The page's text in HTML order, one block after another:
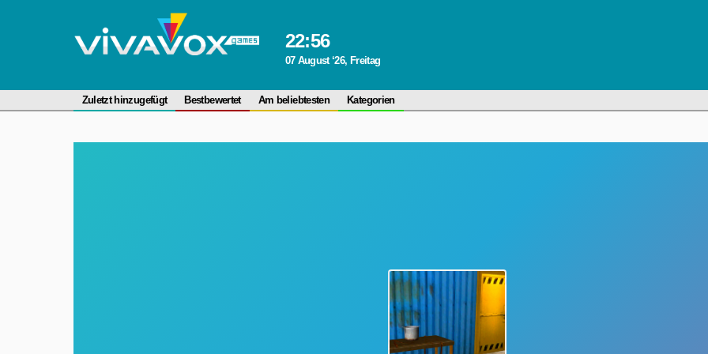
22:56
07 August ‘26, Freitag
Zuletzt hinzugefügt Bestbewertet Am beliebtesten Kategorien